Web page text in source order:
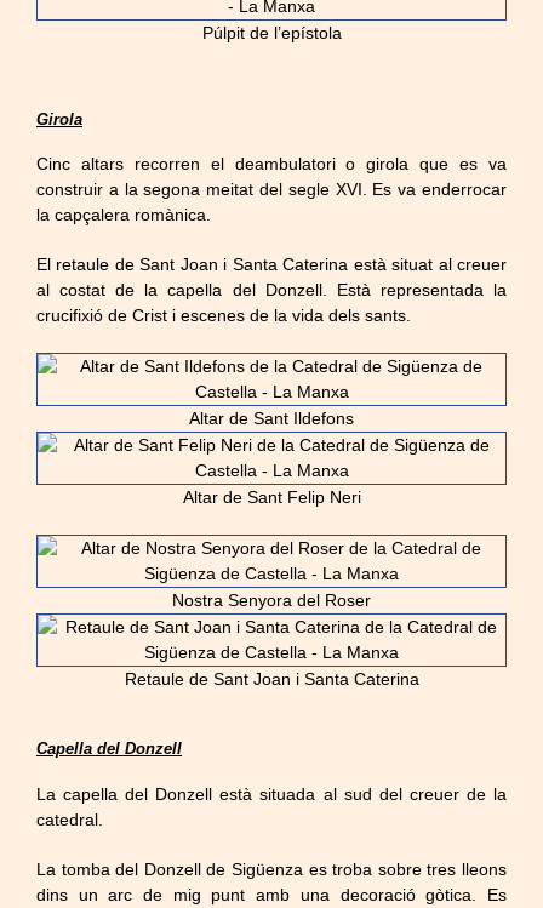
Púlpit de l’epístola
Girola
Cinc altars recorren el deambulatori o girola que es va
construir a la segona meitat del segle XVI. Es va enderrocar
la capçalera romànica.
El retaule de Sant Joan i Santa Caterina està situat al creuer
al costat de la capella del Donzell. Està representada la
crucifixió de Crist i escenes de la vida dels sants.
Altar de Sant Ildefons
Altar de Sant Felip Neri
Nostra Senyora del Roser
Retaule de Sant Joan i Santa Caterina
Capella del Donzell
La capella del Donzell està situada al sud del creuer de la
catedral.
La tomba del Donzell de Sigüenza es troba sobre tres lleons
dins un arc de mig punt amb una decoració gòtica. Es